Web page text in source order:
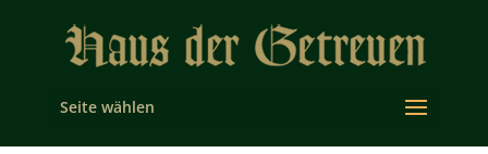
Seite wählen